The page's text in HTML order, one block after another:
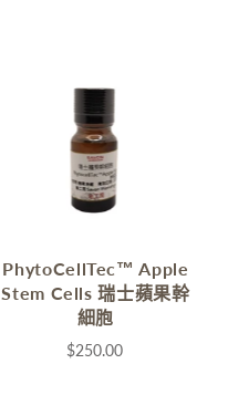
PhytoCellTec™ Apple
Stem Cells 瑞士蘋果幹
細胞
$250.00